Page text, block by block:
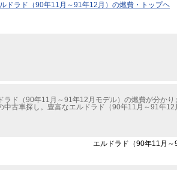
ドラド（90年11月～91年12月）の燃費・トップヘ
ド（90年11月～91年12月モデル）の燃費が分かり
古車探し。豊富なエルドラド（90年11月～91年
エルドラド（90年11月～